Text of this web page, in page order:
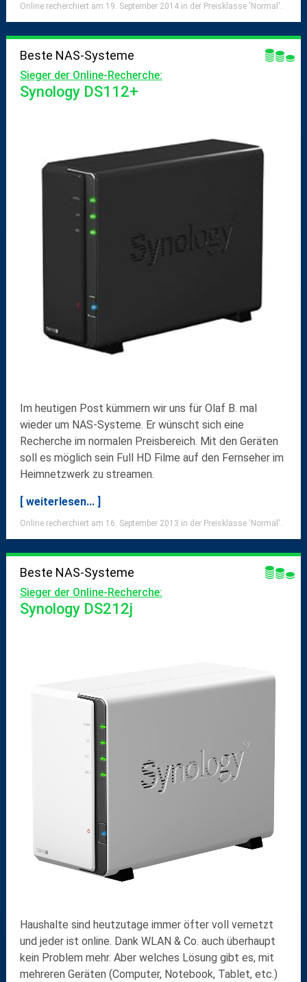
Online recherchiert am 19. September 2014 in der Preisklasse 'Normal'.
Beste NAS-Systeme
Sieger der Online-Recherche:
Synology DS112+
Im heutigen Post kümmern wir uns für Olaf B. mal
wieder um NAS-Systeme. Er wünscht sich eine
Recherche im normalen Preisbereich. Mit den Geräten
soll es möglich sein Full HD Filme auf den Fernseher im
Heimnetzwerk zu streamen.
[ weiterlesen... ]
Online recherchiert am 16. September 2013 in der Preisklasse 'Normal'.
Beste NAS-Systeme
Sieger der Online-Recherche:
Synology DS212j
Haushalte sind heutzutage immer öfter voll vernetzt
und jeder ist online. Dank WLAN & Co. auch überhaupt
kein Problem mehr. Aber welches Lösung gibt es, mit
mehreren Geräten (Computer, Notebook, Tablet, etc.)